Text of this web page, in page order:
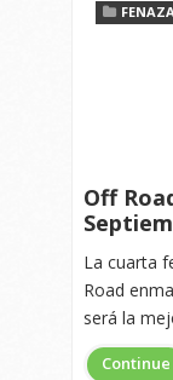
FENAZA
Off
La cuarta
Road
será la
Continue